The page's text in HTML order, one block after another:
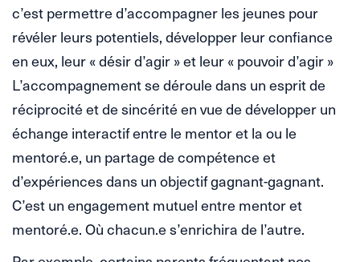
c’est permettre d’accompagner les jeunes pour
révéler leurs potentiels, développer leur confiance
en eux, leur « désir d’agir » et leur « pouvoir d’agir »
L’accompagnement se déroule dans un esprit de
réciprocité et de sincérité en vue de développer un
échange interactif entre le mentor et la ou le
mentoré.e, un partage de compétence et
d’expériences dans un objectif gagnant-gagnant.
C’est un engagement mutuel entre mentor et
mentoré.e. Où chacun.e s’enrichira de l’autre.